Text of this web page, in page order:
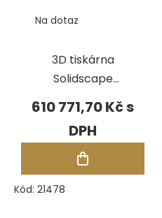
3D tiskárna
Solidscape
S3Duo Solidjet,
černá
Na dotaz
610 771,70 Kč
Kód: 21478